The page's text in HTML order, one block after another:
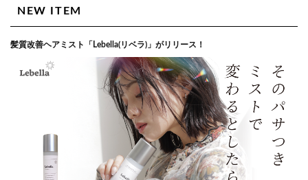
NEW ITEM
髪質改善ヘアミスト「Lebella(リベラ)」がリリース！